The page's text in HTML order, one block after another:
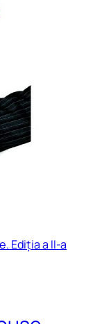
Ediția a II-a